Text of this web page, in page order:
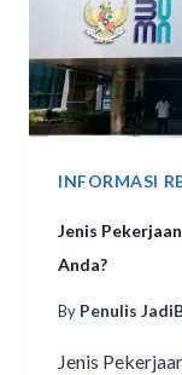
INFORMASI
Jenis
Anda?
By Penulis
Jenis